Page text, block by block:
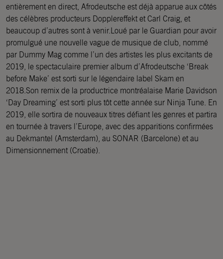
entièrement en direct, Afrodeutsche est déjà apparue aux côtés
des célèbres producteurs Dopplereffekt et Carl Craig, et
beaucoup d’autres sont à venir.Loué par le Guardian pour avoir
promulgué une nouvelle vague de musique de club, nommé
par Dummy Mag comme l’un des artistes les plus excitants de
2019, le spectaculaire premier album d’Afrodeutsche ‘Break
before Make’ est sorti sur le légendaire label Skam en
2018.Son remix de la productrice montréalaise Marie Davidson
‘Day Dreaming’ est sorti plus tôt cette année sur Ninja Tune. En
2019, elle sortira de nouveaux titres défiant les genres et partira
en tournée à travers l’Europe, avec des apparitions confirmées
au Dekmantel (Amsterdam), au SONAR (Barcelone) et au
Dimensionnement (Croatie).